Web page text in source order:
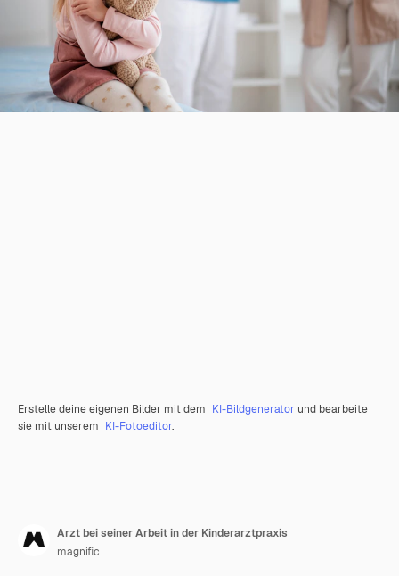
Erstelle deine eigenen Bilder mit dem KI-Bildgenerator und bearbeite
sie mit unserem KI-Fotoeditor.
Arzt bei seiner Arbeit in der Kinderarztpraxis
magnific